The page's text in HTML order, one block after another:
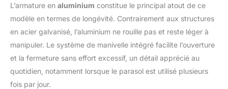
sous de forts vents La
toile en fibre de
polyester dense (180
g/m²) avec indice UPF
pluie légère et bloque
efficacement les UV.
L’armature en aluminium constitue le principal atout de ce
modèle en termes de longévité. Contrairement aux structures
en acier galvanisé, l’aluminium ne rouille pas et reste léger à
manipuler. Le système de manivelle intégré facilite l’ouverture
et la fermeture sans effort excessif, un détail apprécié au
quotidien, notamment lorsque le parasol est utilisé plusieurs
fois par jour.